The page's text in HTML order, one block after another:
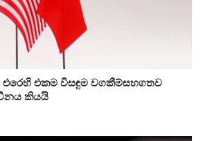
එකම විසඳුම වගකීම්සහගතව
චීනය කියයි